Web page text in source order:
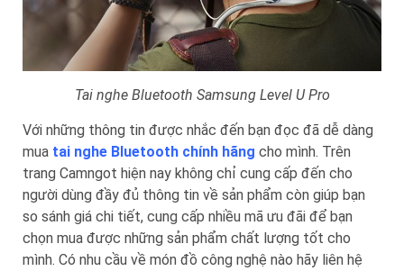
Tai nghe Bluetooth Samsung Level U Pro
Với những thông tin được nhắc đến bạn đọc đã dễ dàng
mua tai nghe Bluetooth chính hãng cho mình. Trên
trang Camngot hiện nay không chỉ cung cấp đến cho
người dùng đầy đủ thông tin về sản phẩm còn giúp bạn
so sánh giá chi tiết, cung cấp nhiều mã ưu đãi để bạn
chọn mua được những sản phẩm chất lượng tốt cho
mình. Có nhu cầu về món đồ công nghệ nào hãy liên hệ